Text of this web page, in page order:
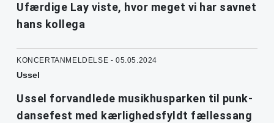
Ufærdige Lay viste, hvor meget vi har savnet
hans kollega
KONCERTANMELDELSE - 05.05.2024
Ussel
Ussel forvandlede musikhusparken til punk-
dansefest med kærlighedsfyldt fællessang